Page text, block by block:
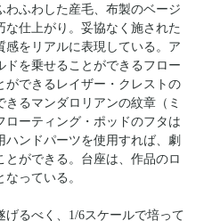
わふわした産毛、布製のベージ
な仕上がり。妥協なく施された
をリアルに表現している。ア
ドを乗せることができるフロー
ができるレイザー・クレストの
るマンダロリアンの紋章（ミ
ローティング・ポッドのフタは
ンドパーツを使用すれば、劇
ができる。台座は、作品のロ
っている。
るべく、1/6スケールで培って